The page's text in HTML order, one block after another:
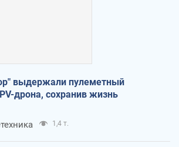
выдержали пулеметный
дрона, сохранив жизнь
1,4 т.